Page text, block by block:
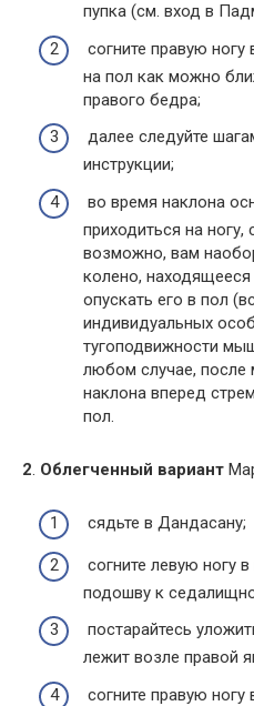
пупка (см. вход в
согните правую ногу
на пол как можно
правого бедра;
далее следуйте
инструкции;
во время наклона
приходиться на
возможно, вам
колено,
опускать его в пол
индивидуальных
тугоподвижности
любом случае, после
наклона вперед
пол.
2. Облегченный вариант
сядьте в Дандасану;
согните левую ногу
подошву к
постарайтесь
лежит возле правой
согните правую ногу